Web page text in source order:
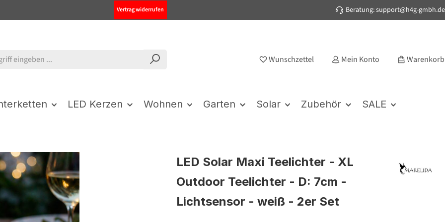
Vertrag widerrufen Beratung: support@h4g-gmbh.de
Wunschzettel Mein Konto Warenkorb
LED Kerzen Wohnen Garten Solar Zubehör SALE
LED Solar Maxi Teelichter - XL
Outdoor Teelichter - D: 7cm -
Lichtsensor - weiß - 2er Set